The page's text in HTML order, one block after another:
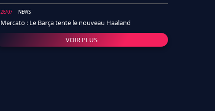
26/07 NEWS
Mercato : Le Barça tente le nouveau Haaland
VOIR PLUS